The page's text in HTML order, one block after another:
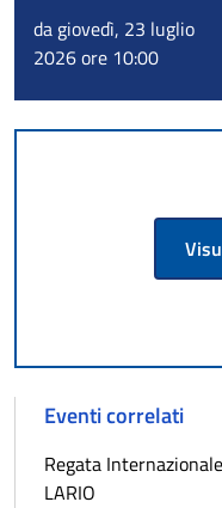
da giovedì, 23 luglio
2026 ore 10:00
Eventi correlati
Regata
LARIO